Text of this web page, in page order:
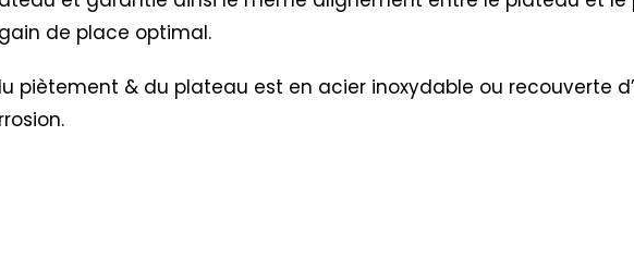
de place optimal.
piètement & du plateau est en acier inoxydable ou recouverte